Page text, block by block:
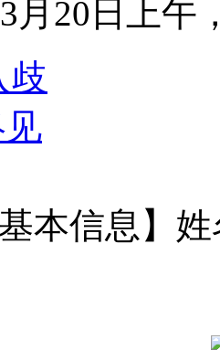
月20日上午
基本信息】